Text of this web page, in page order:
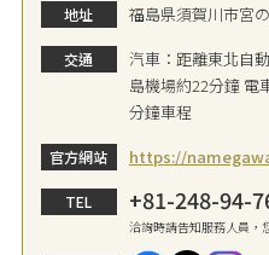
地址 福島県須賀川市宮
交通
汽車：距離東北自
島機場約22分鐘 電
分鐘車程
官方網站 https://
TEL +81-248-94-
洽詢時請告知服務人員，